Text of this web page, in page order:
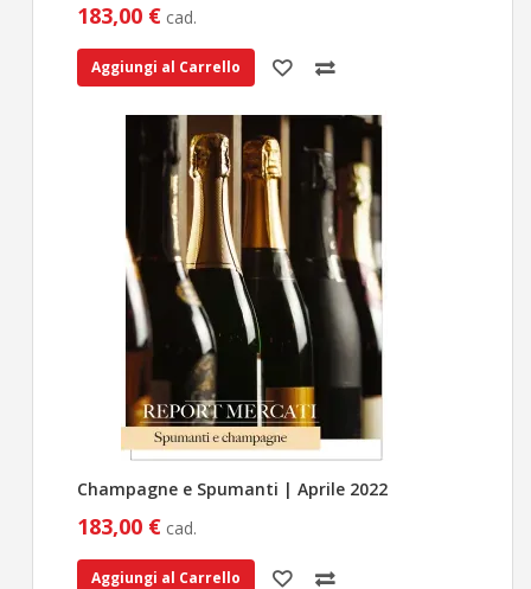
183,00 € cad.
Aggiungi al Carrello
Champagne e Spumanti | Aprile 2022
183,00 € cad.
Aggiungi al Carrello